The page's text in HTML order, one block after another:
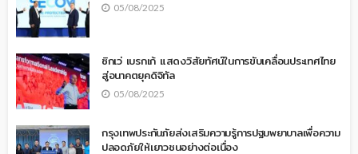
05/08/2025
ซิกเว่ เบรกเก้ แสดงวิสัยทัศน์ในการขับเคลื่อนประเทศไทย
สู่อนาคตยุคดิจิทัล
05/08/2025
กรุงเทพประกันภัยส่งเสริมความรู้การปฐมพยาบาลเพื่อความ
ปลอดภัยให้เยาวชนอย่างต่อเนื่อง